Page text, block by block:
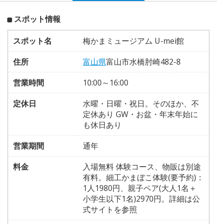
スポット情報
スポット名
梅かまミュージアム U-mei館
住所
富山県富山市水橋肘崎482-8
営業時間
10:00～16:00
定休日
水曜・日曜・祝日。そのほか、不
定休あり GW・お盆・年末年始に
も休日あり
営業期間
通年
料金
入場無料 体験コース、物販は別途
有料。細工かまぼこ体験(要予約)：
1人1980円、親子ペア(大人1名＋
小学生以下1名)2970円。詳細は公
式サイトを参照